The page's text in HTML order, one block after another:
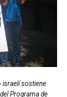
israelí sostiene
Programa de